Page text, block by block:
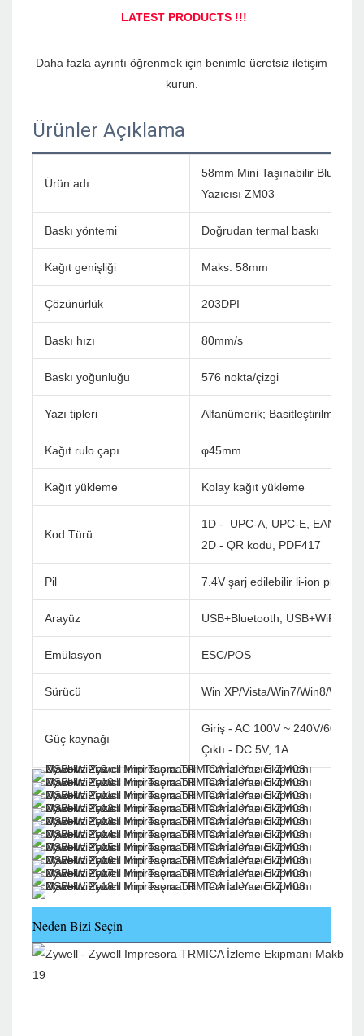
Daha fazla ayrıntı öğrenmek için benimle ücretsiz iletişim
Ürünler Açıklama
Ürün adı
58mm Mini Taşınabilir
Yazıcısı ZM03
Baskı yöntemi Doğrudan termal baskı
Kağıt genişliği Maks. 58mm
Çözünürlük 203DPI
Baskı hızı 80mm/s
Baskı yoğunluğu 576 nokta/çizgi
Yazı tipleri Alfanümerik; Basitleştirilmiş
Kağıt rulo çapı φ45mm
Kağıt yükleme Kolay kağıt yükleme
Kod Türü
1D - UPC-A, UPC-E, EAN-8,
2D - QR kodu, PDF417
Pil 7.4V şarj edilebilir li-ion pil,
Arayüz USB+Bluetooth, USB+WiFi
Emülasyon ESC/POS
Sürücü Win XP/Vista/Win7/Win8/
Güç kaynağı
Giriş - AC 100V ~ 240V/60Hz
Çıktı - DC 5V, 1A
Neden Bizi Seçin